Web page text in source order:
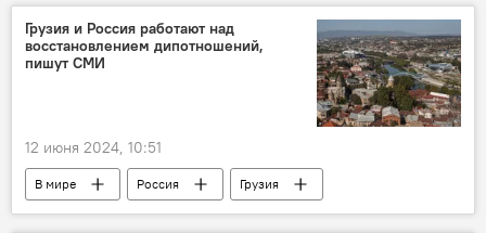
безопасность
водоем Литва
Грузия и Россия работают над
восстановлением дипотношений,
пишут СМИ
12 июня 2024, 10:51
В мире Россия
Грузия
Политика
Общество